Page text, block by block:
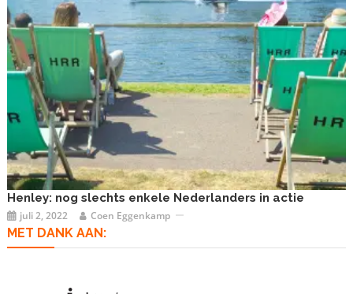
Henley: nog slechts enkele Nederlanders in actie
juli 2, 2022 Coen Eggenkamp
MET DANK AAN: